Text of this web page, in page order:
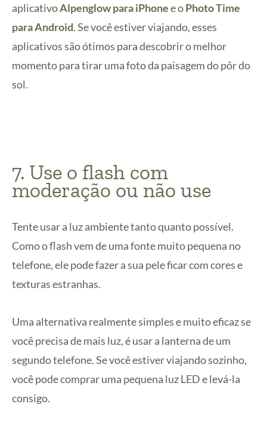
aplicativoAlpenglow para iPhonee oPhoto Time
para Android. Se você estiver viajando, esses
aplicativos são ótimos para descobrir o melhor
momento para tirar uma foto da paisagem do pôr do
sol.
7. Use o flash com
moderação ou não use
Tente usar a luz ambiente tanto quanto possível.
Como o flash vem de uma fonte muito pequena no
telefone, ele pode fazer a sua pele ficar com cores e
texturas estranhas.
Uma alternativa realmente simples e muito eficaz se
você precisa de mais luz, é usar a lanterna de um
segundo telefone. Se você estiver viajando sozinho,
você pode comprar uma pequena luz LED e levá-la
consigo.